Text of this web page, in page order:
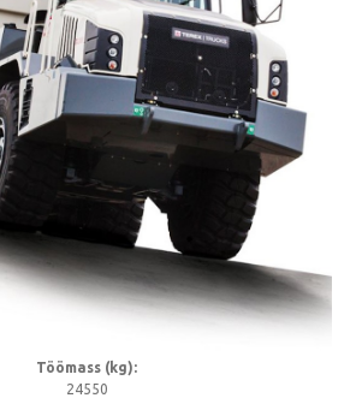
Töömass (kg):
24550